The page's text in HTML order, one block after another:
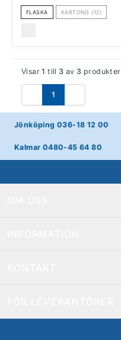
FLASKA KARTONG (12)
Visar1 till 3 av 3 produkter
Föregående
1
Nästa
Jönköping 036-18 12 00
Kalmar 0480-45 64 80